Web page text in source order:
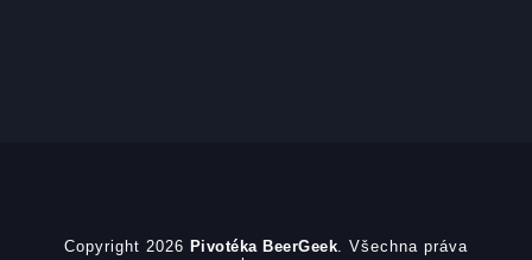
Copyright 2026 Pivotéka BeerGeek . Všechna práva